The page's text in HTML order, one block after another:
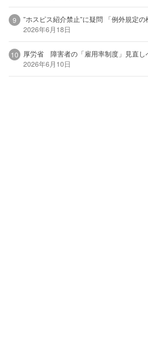
”ホスピス紹介禁止”に疑問 「例外規定の
2026年6月18日
厚労省 障害者の「雇用率制度」見直し
2026年6月10日